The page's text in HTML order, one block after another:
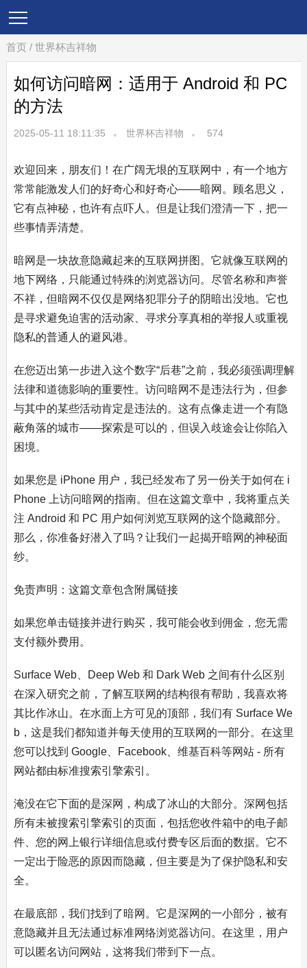
首页 / 世界杯吉祥物
如何访问暗网：适用于 Android 和 PC
的方法
2025-05-11 18:11:35 世界杯吉祥物 574
欢迎回来，朋友们！在广阔无垠的互联网中，有一个地方
常常能激发人们的好奇心和好奇心——暗网。顾名思义，
它有点神秘，也许有点吓人。但是让我们澄清一下，把一
些事情弄清楚。
暗网是一块故意隐藏起来的互联网拼图。它就像互联网的
地下网络，只能通过特殊的浏览器访问。尽管名称和声誉
不祥，但暗网不仅仅是网络犯罪分子的阴暗出没地。它也
是寻求避免迫害的活动家、寻求分享真相的举报人或重视
隐私的普通人的避风港。
在您迈出第一步进入这个数字“后巷”之前，我必须强调理解
法律和道德影响的重要性。访问暗网不是违法行为，但参
与其中的某些活动肯定是违法的。这有点像走进一个有隐
蔽角落的城市——探索是可以的，但误入歧途会让你陷入
困境。
如果您是 iPhone 用户，我已经发布了另一份关于如何在 i
Phone 上访问暗网的指南。但在这篇文章中，我将重点关
注 Android 和 PC 用户如何浏览互联网的这个隐藏部分。
那么，你准备好潜入了吗？让我们一起揭开暗网的神秘面
纱。
免责声明：这篇文章包含附属链接
如果您单击链接并进行购买，我可能会收到佣金，您无需
支付额外费用。
Surface Web、Deep Web 和 Dark Web 之间有什么区别
在深入研究之前，了解互联网的结构很有帮助，我喜欢将
其比作冰山。在水面上方可见的顶部，我们有 Surface We
b，这是我们都知道并每天使用的互联网的一部分。在这里
您可以找到 Google、Facebook、维基百科等网站 - 所有
网站都由标准搜索引擎索引。
淹没在它下面的是深网，构成了冰山的大部分。深网包括
所有未被搜索引擎索引的页面，包括您收件箱中的电子邮
件、您的网上银行详细信息或付费专区后面的数据。它不
一定出于险恶的原因而隐藏，但主要是为了保护隐私和安
全。
在最底部，我们找到了暗网。它是深网的一小部分，被有
意隐藏并且无法通过标准网络浏览器访问。在这里，用户
可以匿名访问网站，这将我们带到下一点。